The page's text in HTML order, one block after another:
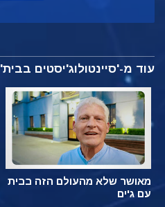
עוד מ-'סיינטולוג'יסטים בבית'
מאושר שלא מהעולם הזה בבית
עם ג'ים